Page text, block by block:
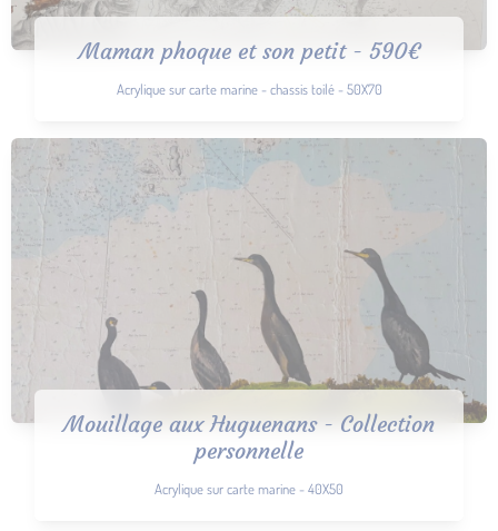
Maman phoque et son petit - 590€
Acrylique sur carte marine - chassis toilé - 50X70
Mouillage aux Huguenans - Collection
personnelle
Acrylique sur carte marine - 40X50